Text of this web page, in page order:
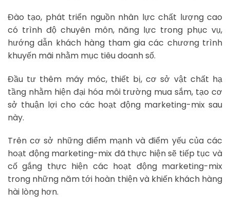
Đào tạo, phát triển nguồn nhân lực chất lượng cao
có trình độ chuyên môn, năng lực trong phục vụ,
hướng dẫn khách hàng tham gia các chương trình
khuyến mãi nhằm mục tiêu doanh số.
Đầu tư thêm máy móc, thiết bị, cơ sở vật chất hạ
tầng nhằm hiện đại hóa môi trường mua sắm, tạo cơ
sở thuận lợi cho các hoạt động marketing-mix sau
này.
Trên cơ sở những điểm mạnh và điểm yếu của các
hoạt động marketing-mix đã thực hiện sẽ tiếp tục và
cố gắng thực hiện các hoạt động marketing-mix
trong những năm tới hoàn thiện và khiến khách hàng
hài lòng hơn.